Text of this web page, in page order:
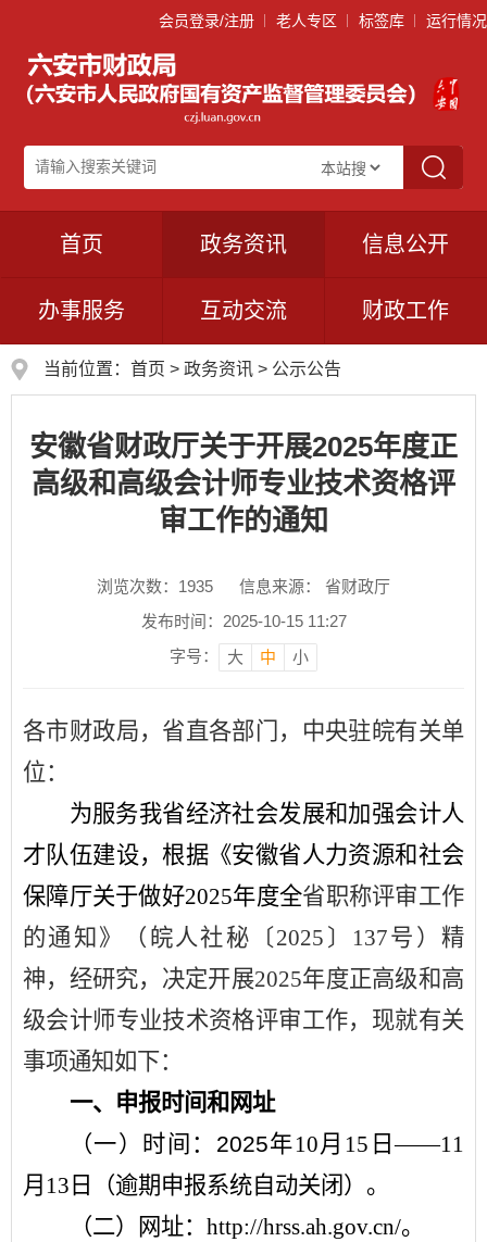
会员登录/注册 老人专区 标签库 运行情况
首页 政务资讯 信息公开
办事服务 互动交流 财政工作
当前位置： 首页 > 政务资讯 > 公示公告
安徽省财政厅关于开展2025年度正
高级和高级会计师专业技术资格评
审工作的通知
浏览次数： 1935
信息来源： 省财政厅
发布时间：2025-10-15 11:27
字号：
大 中 小
各市财政局，省直各部门，中央驻皖有关单
位：
为服务我省经济社会发展和加强会计人
才队伍建设，根据《安徽省人力资源和社会
保障厅关于做好2025年度全省职称评审工作
的通知》（皖人社秘〔 2025 〕 137号）精
神，经研究，决定开展2025年度正高级和高
级会计师专业技术资格评审工作，现就有关
事项通知如下：
一、申报时间和网址
（一）
时间 ： 2025年10月 15 日——11
月 13 日（逾期申报系统自动关闭）。
（二）网址： http://hrss.ah.gov.cn/。